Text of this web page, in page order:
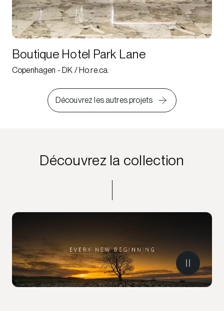
Boutique Hotel Park Lane
Copenhagen - DK / Ho.re.ca.
Découvrez les autres projets
Découvrez la collection